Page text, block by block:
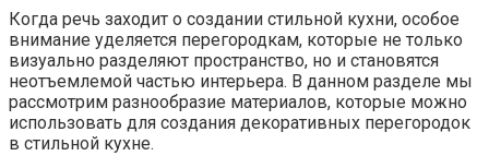
Когда речь заходит о создании стильной кухни, особое
внимание уделяется перегородкам, которые не только
визуально разделяют пространство, но и становятся
неотъемлемой частью интерьера. В данном разделе мы
рассмотрим разнообразие материалов, которые можно
использовать для создания декоративных перегородок
в стильной кухне.